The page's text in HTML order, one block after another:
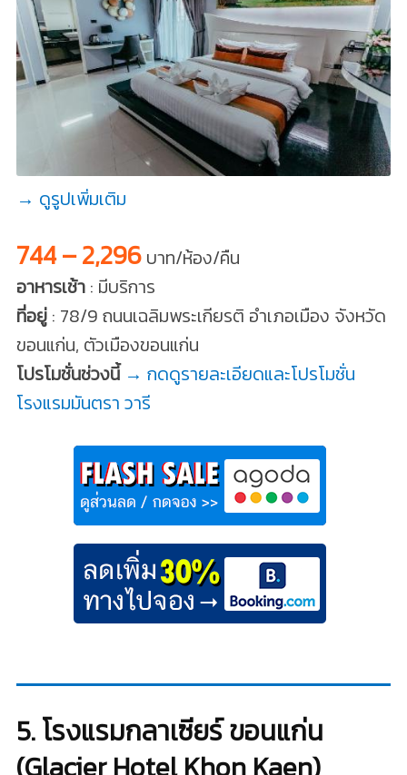
→ ดูรูปเพิ่มเติม
744 – 2,296บาท/ห้อง/คืน
อาหารเช้า: มีบริการ
ที่อยู่: 78/9 ถนนเฉลิมพระเกียรติ อำเภอเมือง จังหวัด
ขอนแก่น, ตัวเมืองขอนแก่น
โปรโมชั่นช่วงนี้ → กดดูรายละเอียดและโปรโมชั่น
โรงแรมมันตรา วารี
5. โรงแรมกลาเซียร์ ขอนแก่น